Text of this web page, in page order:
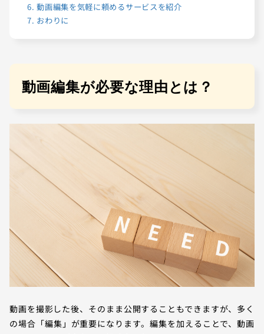
6. 動画編集を気軽に頼めるサービスを紹介
7. おわりに
動画編集が必要な理由とは？
動画を撮影した後、そのまま公開することもできますが、多く
の場合「編集」が重要になります。編集を加えることで、動画